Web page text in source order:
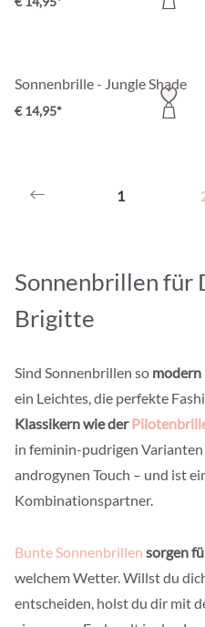
Sonnenbrille - Jungle Shade
€ 14,95*
1
Sonnenbrillen für
Brigitte
Sind Sonnenbrillen so modern
ein Leichtes, die perfekte
Klassikern wie der
in feminin-pudrigen
androgynen Touch – und ist
Kombinationspartner.
Bunte Sonnenbrillen sorgen
welchem Wetter. Willst du
entscheiden, holst du dir mit